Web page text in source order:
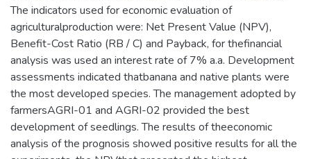
The indicators used for economic evaluation of
agriculturalproduction were: Net Present Value (NPV),
Benefit-Cost Ratio (RB / C) and Payback, for thefinancial
analysis was used an interest rate of 7% a.a. Development
assessments indicated thatbanana and native plants were
the most developed species. The management adopted by
farmersAGRI-01 and AGRI-02 provided the best
development of seedlings. The results of theeconomic
analysis of the prognosis showed positive results for all the